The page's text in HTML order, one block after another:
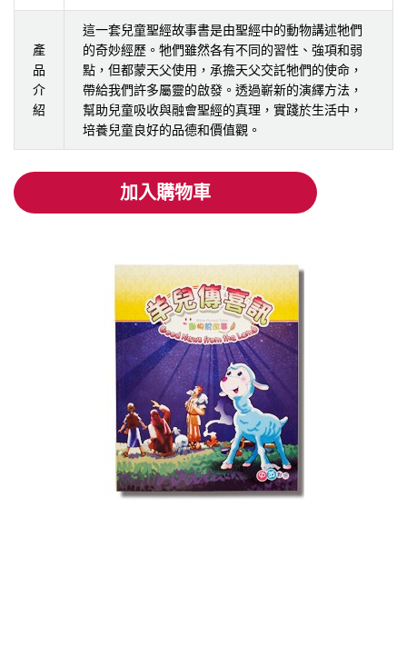
產
品
介
紹
這一套兒童聖經故事書是由聖經中的動物講述牠們
的奇妙經歷。牠們雖然各有不同的習性、強項和弱
點，但都蒙天父使用，承擔天父交託牠們的使命，
帶給我們許多屬靈的啟發。透過嶄新的演繹方法，
幫助兒童吸收與融會聖經的真理，實踐於生活中，
培養兒童良好的品德和價值觀。
加入購物車
加入購物車